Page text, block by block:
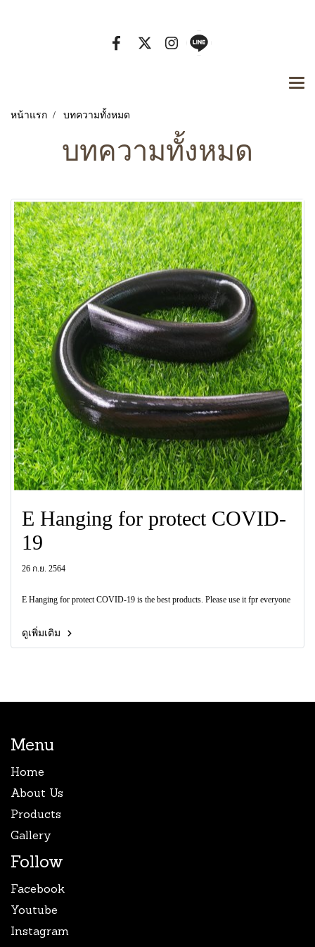
หน้าแรก บทความทั้งหมด
บทความทั้งหมด
E Hanging for protect COVID-
19
26 ก.ย. 2564
E Hanging for protect COVID-19 is the best products. Please use it fpr everyone
ดูเพิ่มเติม
Menu
Home
About Us
Products
Gallery
Follow
Facebook
Youtube
Instagram